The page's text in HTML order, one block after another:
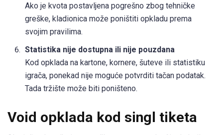
Ako je kvota postavljena pogrešno zbog tehničke
greške, kladionica može poništiti opkladu prema
svojim pravilima.
Statistika nije dostupna ili nije pouzdana
Kod opklada na kartone, kornere, šuteve ili statistiku
igrača, ponekad nije moguće potvrditi tačan podatak.
Tada tržište može biti poništeno.
Void opklada kod singl tiketa